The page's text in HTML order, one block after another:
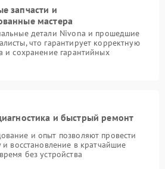
запчасти и
мастера
детали Nivona и прошедшие
что гарантирует корректную
и сохранение гарантийных
и быстрый ремонт
и опыт позволяют провести
и восстановление в кратчайшие
без устройства